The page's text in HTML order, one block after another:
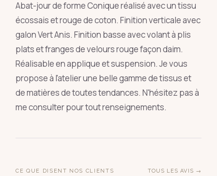
Abat-jour de forme Conique réalisé avec un tissu
écossais et rouge de coton. Finition verticale avec
galon Vert Anis. Finition basse avec volant à plis
plats et franges de velours rouge façon daim.
Réalisable en applique et suspension. Je vous
propose à l'atelier une belle gamme de tissus et
de matières de toutes tendances. N'hésitez pas à
me consulter pour tout renseignements.
CE QUE DISENT NOS CLIENTS TOUS LES AVIS →